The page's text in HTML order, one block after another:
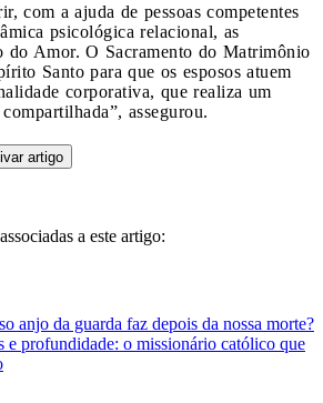
com a ajuda de pessoas competentes
psicológica relacional, as
do Amor. O Sacramento do Matrimônio
Santo para que os esposos atuem
corporativa, que realiza um
assegurou.
artigo
a este artigo:
anjo da guarda faz depois da nossa morte?
e profundidade: o missionário católico que